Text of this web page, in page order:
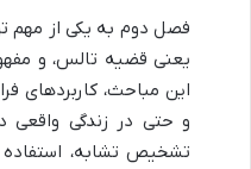
فصل دوم به یکی از مهم
یعنی قضیه تالس، و
این مباحث، کاربردهای
و حتی در زندگی
تشخیص تشابه،